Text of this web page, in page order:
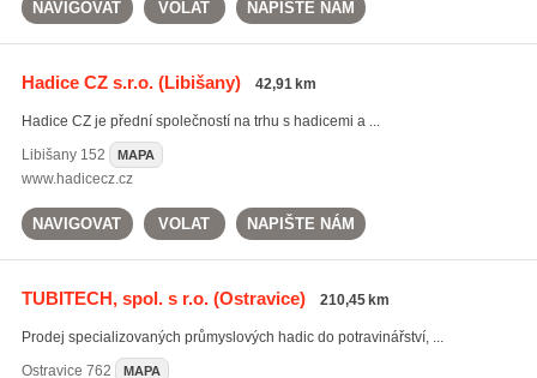
NAVIGOVAT VOLAT NAPIŠTE NÁM
Hadice CZ s.r.o.(Libišany) 42,91 km
Hadice CZ je přední společností na trhu s hadicemi a ...
Libišany152 MAPA
www.hadicecz.cz
NAVIGOVAT VOLAT NAPIŠTE NÁM
TUBITECH, spol. s r.o.(Ostravice) 210,45 km
Prodej specializovaných průmyslových hadic do potravinářství, ...
Ostravice 762 MAPA